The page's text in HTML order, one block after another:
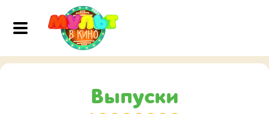
Выпуски